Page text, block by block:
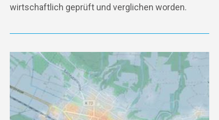
wirtschaftlich geprüft und verglichen worden.